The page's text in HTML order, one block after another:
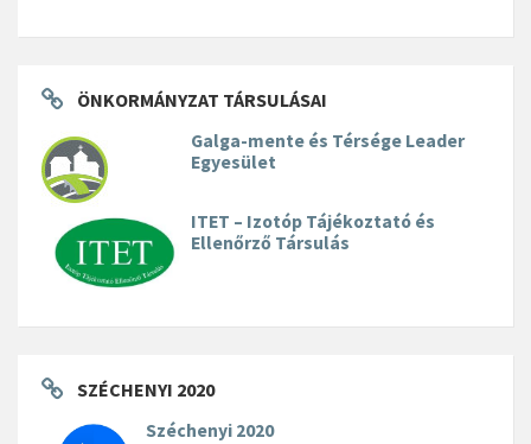
ÖNKORMÁNYZAT TÁRSULÁSAI
Galga-mente és Térsége Leader
Egyesület
ITET – Izotóp Tájékoztató és
Ellenőrző Társulás
SZÉCHENYI 2020
Széchenyi 2020